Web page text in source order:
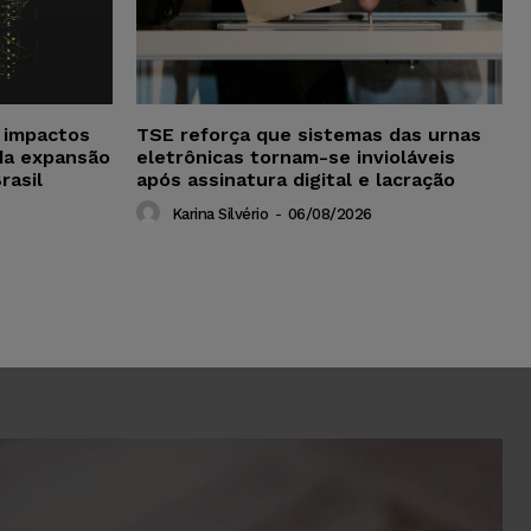
expansão
TSE reforça que sistemas das urnas
eletrônicas tornam-se invioláveis
após assinatura digital e lacração
Karina Silvério - 06/08/2026